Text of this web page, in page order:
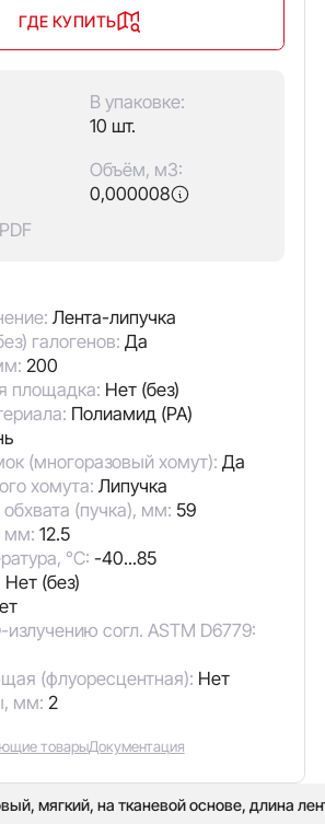
ГДЕ КУПИТЬ
В упаковке:
10 шт.
Объём, м3:
0,000008
Лента-липучка
галогенов: Да
200
площадка: Нет (без)
Полиамид (PA)
(многоразовый хомут): Да
хомута: Липучка
(пучка), мм: 59
мм: 12.5
°C: -40...85
Нет (без)
согл. ASTM D6779:
(флуоресцентная): Нет
мм: 2
товарыДокументация
мягкий, на тканевой основе, длина